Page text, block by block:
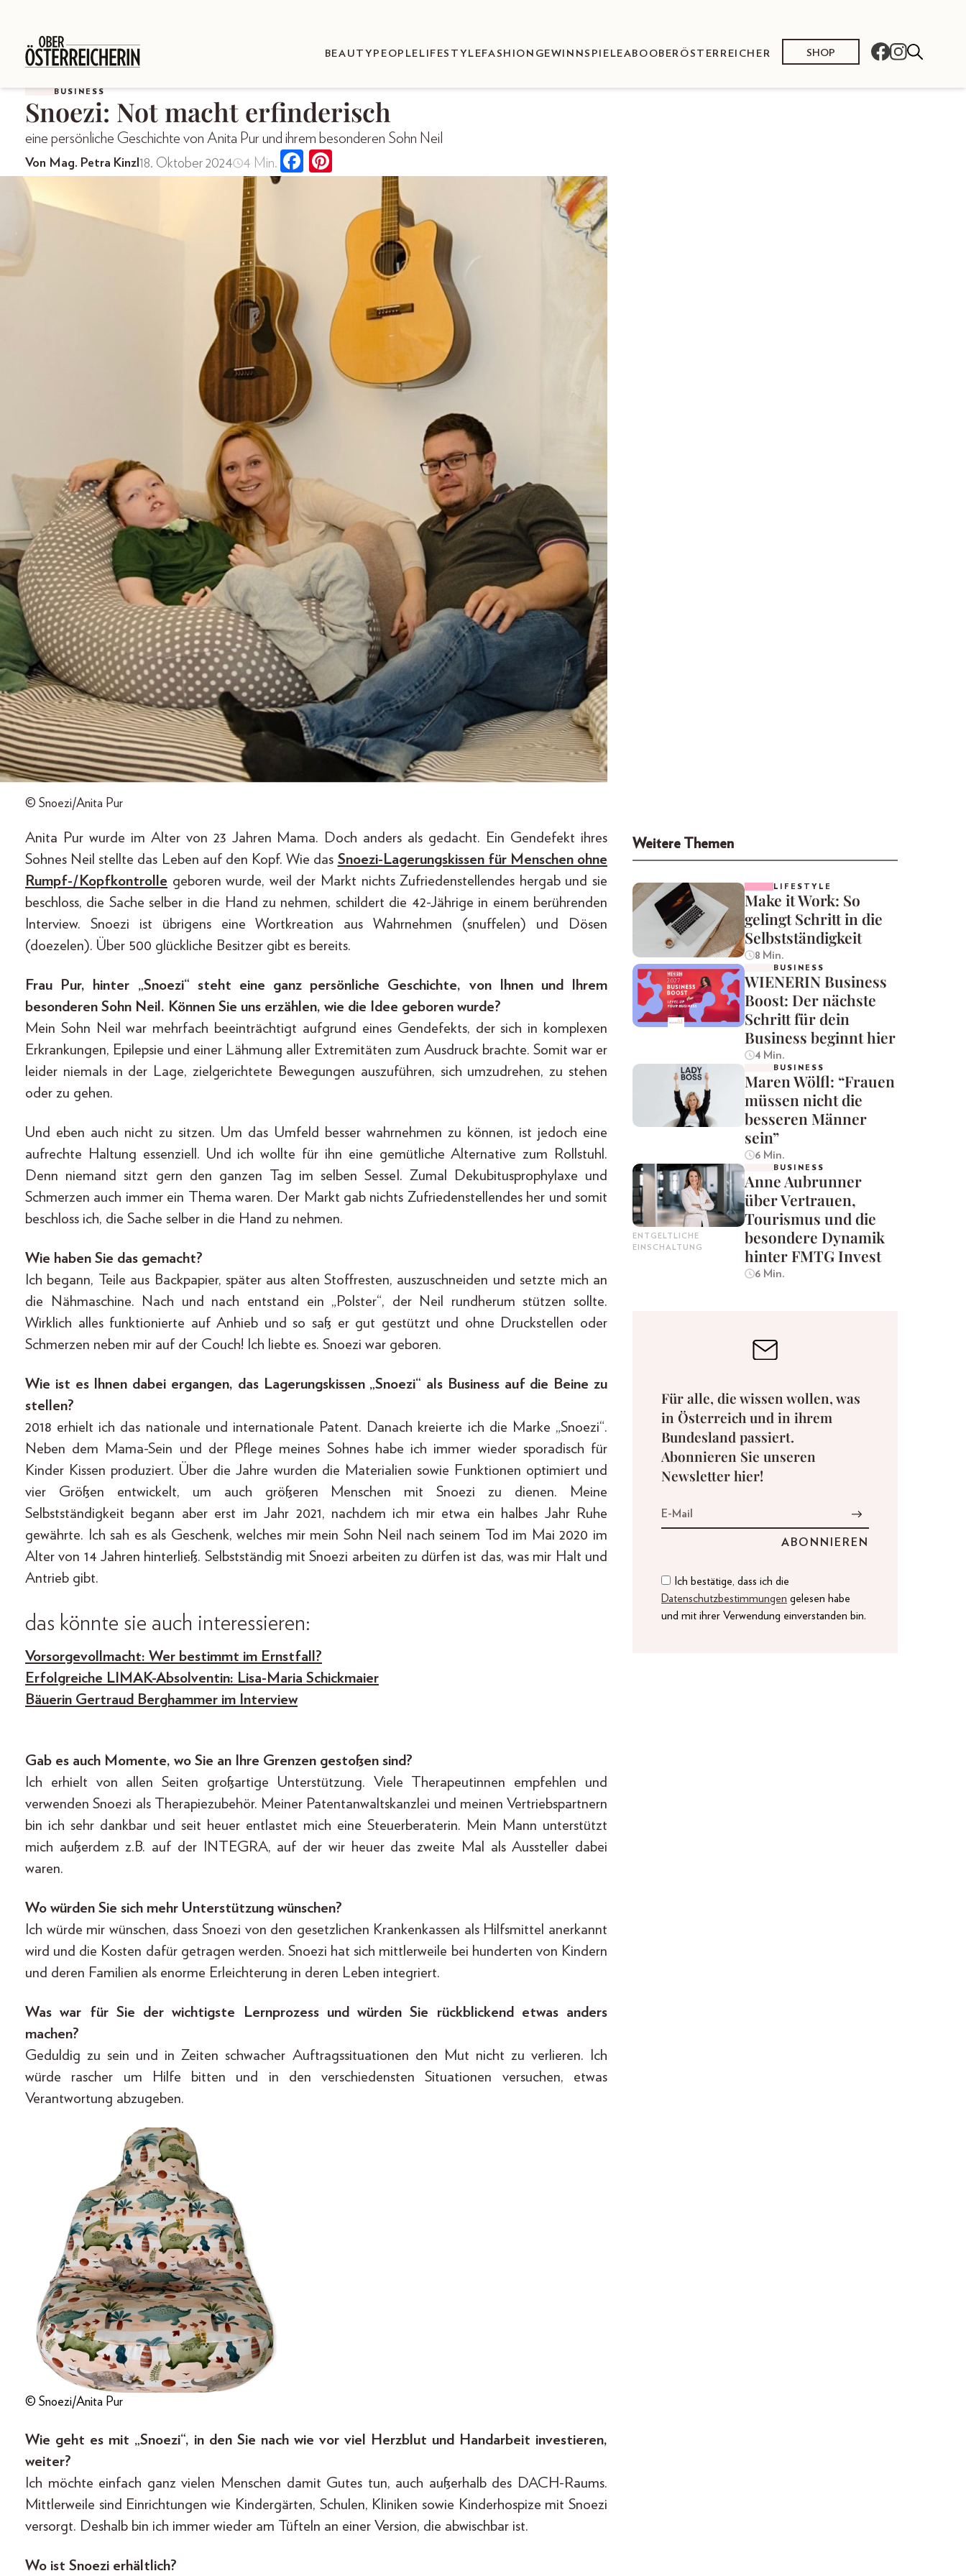
BEAUTY PEOPLE LIFESTYLEFASHION GEWINNSPIELEABO OBERÖSTERREICHER SHOP
BUSINESS
Snoezi: Not macht erfinderisch
eine persönliche Geschichte von Anita Pur und ihrem besonderen Sohn Neil
Von Mag. Petra Kinzl 18. Oktober 2024 4 Min.
© Snoezi/Anita Pur
Anita Pur wurde im Alter von 23 Jahren Mama. Doch anders als gedacht. Ein Gendefekt ihres
Sohnes Neil stellte das Leben auf den Kopf. Wie das Snoezi-Lagerungskissen für Menschen ohne
Rumpf-/Kopfkontrolle geboren wurde, weil der Markt nichts Zufriedenstellendes hergab und sie
beschloss, die Sache selber in die Hand zu nehmen, schildert die 42-Jährige in einem berührenden
Interview. Snoezi ist übrigens eine Wortkreation aus Wahrnehmen (snuffelen) und Dösen
(doezelen). Über 500 glückliche Besitzer gibt es bereits.
Frau Pur, hinter „Snoezi“ steht eine ganz persönliche Geschichte, von Ihnen und Ihrem
besonderen Sohn Neil. Können Sie uns erzählen, wie die Idee geboren wurde?
Mein Sohn Neil war mehrfach beeinträchtigt aufgrund eines Gendefekts, der sich in komplexen
Erkrankungen, Epilepsie und einer Lähmung aller Extremitäten zum Ausdruck brachte. Somit war er
leider niemals in der Lage, zielgerichtete Bewegungen auszuführen, sich umzudrehen, zu stehen
oder zu gehen.
Und eben auch nicht zu sitzen. Um das Umfeld besser wahrnehmen zu können, ist jedoch eine
aufrechte Haltung essenziell. Und ich wollte für ihn eine gemütliche Alternative zum Rollstuhl.
Denn niemand sitzt gern den ganzen Tag im selben Sessel. Zumal Dekubitusprophylaxe und
Schmerzen auch immer ein Thema waren. Der Markt gab nichts Zufriedenstellendes her und somit
beschloss ich, die Sache selber in die Hand zu nehmen.
Wie haben Sie das gemacht?
Ich begann, Teile aus Backpapier, später aus alten Stoffresten, auszuschneiden und setzte mich an
die Nähmaschine. Nach und nach entstand ein „Polster“, der Neil rundherum stützen sollte.
Wirklich alles funktionierte auf Anhieb und so saß er gut gestützt und ohne Druckstellen oder
Schmerzen neben mir auf der Couch! Ich liebte es. Snoezi war geboren.
Wie ist es Ihnen dabei ergangen, das Lagerungskissen „Snoezi“ als Business auf die Beine zu
stellen?
2018 erhielt ich das nationale und internationale Patent. Danach kreierte ich die Marke „Snoezi“.
Neben dem Mama-Sein und der Pflege meines Sohnes habe ich immer wieder sporadisch für
Kinder Kissen produziert. Über die Jahre wurden die Materialien sowie Funktionen optimiert und
vier Größen entwickelt, um auch größeren Menschen mit Snoezi zu dienen. Meine
Selbstständigkeit begann aber erst im Jahr 2021, nachdem ich mir etwa ein halbes Jahr Ruhe
gewährte. Ich sah es als Geschenk, welches mir mein Sohn Neil nach seinem Tod im Mai 2020 im
Alter von 14 Jahren hinterließ. Selbstständig mit Snoezi arbeiten zu dürfen ist das, was mir Halt und
Antrieb gibt.
das könnte sie auch interessieren:
Vorsorgevollmacht: Wer bestimmt im Ernstfall?
Erfolgreiche LIMAK-Absolventin: Lisa-Maria Schickmaier
Bäuerin Gertraud Berghammer im Interview
Gab es auch Momente, wo Sie an Ihre Grenzen gestoßen sind?
Ich erhielt von allen Seiten großartige Unterstützung. Viele Therapeutinnen empfehlen und
verwenden Snoezi als Therapiezubehör. Meiner Patentanwaltskanzlei und meinen Vertriebspartnern
bin ich sehr dankbar und seit heuer entlastet mich eine Steuerberaterin. Mein Mann unterstützt
mich außerdem z.B. auf der INTEGRA, auf der wir heuer das zweite Mal als Aussteller dabei
waren.
Wo würden Sie sich mehr Unterstützung wünschen?
Ich würde mir wünschen, dass Snoezi von den gesetzlichen Krankenkassen als Hilfsmittel anerkannt
wird und die Kosten dafür getragen werden. Snoezi hat sich mittlerweile bei hunderten von Kindern
und deren Familien als enorme Erleichterung in deren Leben integriert.
Was war für Sie der wichtigste Lernprozess und würden Sie rückblickend etwas anders
machen?
Geduldig zu sein und in Zeiten schwacher Auftragssituationen den Mut nicht zu verlieren. Ich
würde rascher um Hilfe bitten und in den verschiedensten Situationen versuchen, etwas
Verantwortung abzugeben.
© Snoezi/Anita Pur
Wie geht es mit „Snoezi“, in den Sie nach wie vor viel Herzblut und Handarbeit investieren,
weiter?
Ich möchte einfach ganz vielen Menschen damit Gutes tun, auch außerhalb des DACH-Raums.
Mittlerweile sind Einrichtungen wie Kindergärten, Schulen, Kliniken sowie Kinderhospize mit Snoezi
versorgt. Deshalb bin ich immer wieder am Tüfteln an einer Version, die abwischbar ist.
Wo ist Snoezi erhältlich?
Weitere Themen
LIFESTYLE
Make it Work: So
gelingt Schritt in die
Selbstständigkeit
8 Min.
BUSINESS
WIENERIN Business
Boost: Der nächste
Schritt für dein
Business beginnt hier
4 Min.
BUSINESS
Maren Wölfl: “Frauen
müssen nicht die
besseren Männer
sein”
6 Min.
ENTGELTLICHE
EINSCHALTUNG
BUSINESS
Anne Aubrunner
über Vertrauen,
Tourismus und die
besondere Dynamik
hinter FMTG Invest
6 Min.
Für alle, die wissen wollen, was
in Österreich und in ihrem
Bundesland passiert.
Abonnieren Sie unseren
Newsletter hier!
Ich bestätige, dass ich die
Datenschutzbestimmungen gelesen habe
und mit ihrer Verwendung einverstanden bin.